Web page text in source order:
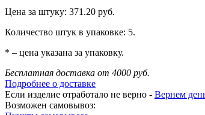
Цена за штуку: 371.20 руб.
Количество штук в упаковке: 5.
* – цена указана за упаковку.
Бесплатная доставка от 4000 руб.
Подробнее о доставке
Если изделие отработало не верно - Вернем
Возможен самовывоз: